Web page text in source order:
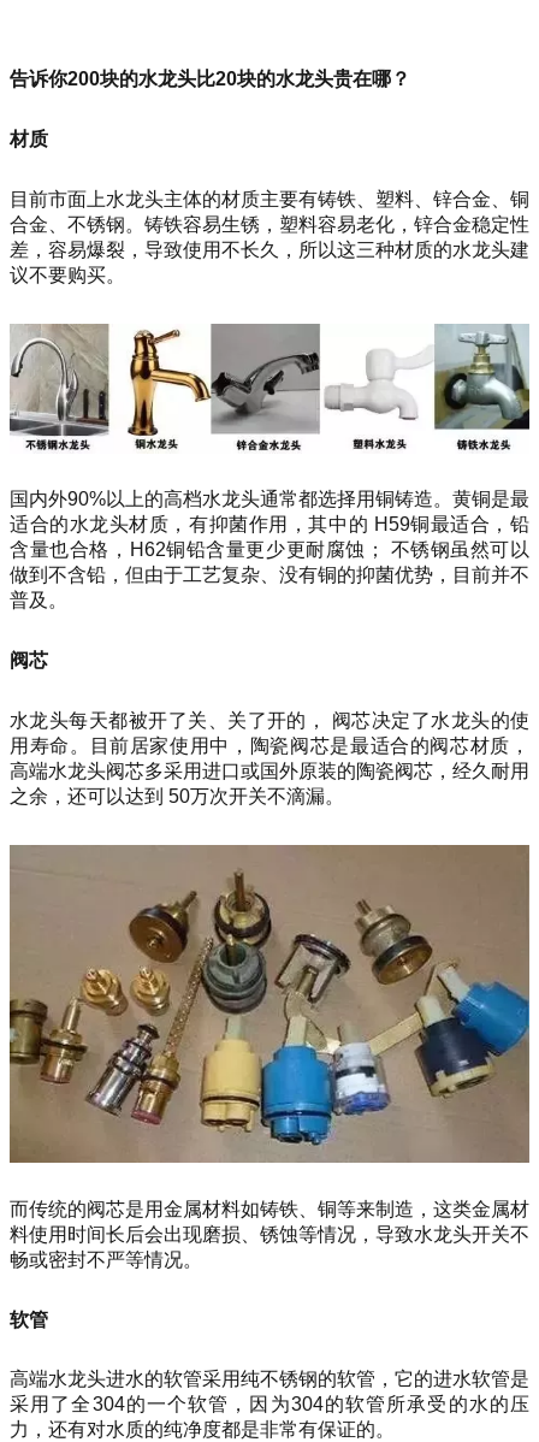
告诉你200块的水龙头比20块的水龙头贵在哪？
材质
目前市面上水龙头主体的材质主要有铸铁、塑料、锌合金、铜
合金、不锈钢。铸铁容易生锈，塑料容易老化，锌合金稳定性
差，容易爆裂，导致使用不长久，所以这三种材质的水龙头建
议不要购买。
国内外90%以上的高档水龙头通常都选择用铜铸造。黄铜是最
适合的水龙头材质，有抑菌作用，其中的 H59铜最适合，铅
含量也合格，H62铜铅含量更少更耐腐蚀； 不锈钢虽然可以
做到不含铅，但由于工艺复杂、没有铜的抑菌优势，目前并不
普及。
阀芯
水龙头每天都被开了关、关了开的， 阀芯决定了水龙头的使
用寿命。目前居家使用中，陶瓷阀芯是最适合的阀芯材质，
高端水龙头阀芯多采用进口或国外原装的陶瓷阀芯，经久耐用
之余，还可以达到 50万次开关不滴漏。
而传统的阀芯是用金属材料如铸铁、铜等来制造，这类金属材
料使用时间长后会出现磨损、锈蚀等情况，导致水龙头开关不
畅或密封不严等情况。
软管
高端水龙头进水的软管采用纯不锈钢的软管，它的进水软管是
采用了全304的一个软管，因为304的软管所承受的水的压
力，还有对水质的纯净度都是非常有保证的。